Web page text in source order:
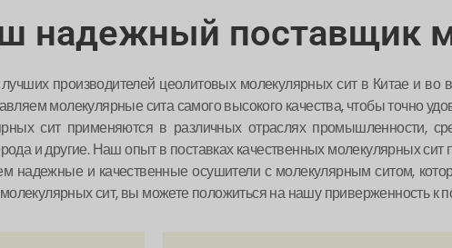
надежный поставщик
производителей цеолитовых молекулярных сит в Китае и
молекулярные сита самого высокого качества, чтобы точно
сит применяются в различных отраслях промышленности,
и другие. Наш опыт в поставках качественных молекулярных
надежные и качественные осушители с молекулярным ситом,
сит, вы можете положиться на нашу приверженность